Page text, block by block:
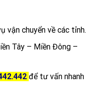
vận chuyển về các tỉnh.
Tây – Miền Đông –
để tư vấn nhanh